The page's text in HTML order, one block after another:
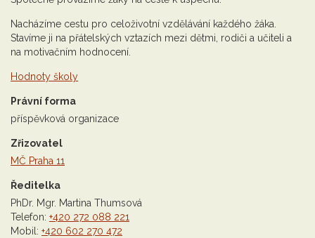
Nacházíme cestu pro celoživotní vzdělávání každého žáka.
Stavíme ji na přátelských vztazích mezi dětmi, rodiči a učiteli a
na motivačním hodnocení.
Hodnoty školy
Právní forma
příspěvková organizace
Zřizovatel
MČ Praha 11
Ředitelka
PhDr. Mgr. Martina Thumsová
Telefon: +420 272 088 221
Mobil: +420 602 270 472